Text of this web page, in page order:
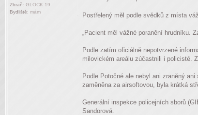
Zbraň: GLOCK 19
Bydliště: mám Postřelený měl podle svědků z místa
„Pacient měl vážné poranění hrudníku.
Podle zatím oficiálně nepotvrzené
milovickém areálu zúčastnili i policisté.
Podle Potočné ale nebyl ani zraněný
zaměněna za airsoftovou, byla krátká
Generální inspekce policejních sborů
Sandorová.